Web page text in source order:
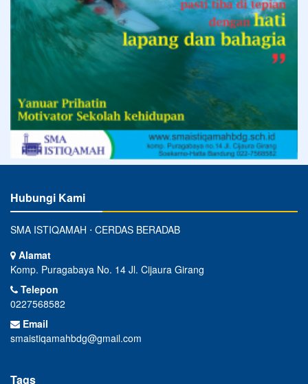
Hubungi Kami
SMA ISTIQAMAH ⋅ CERDAS BERADAB
Alamat
Komp. Puragabaya No. 14 Jl. Cijaura Girang
Telepon
0227568582
Email
smaistiqamahbdg@gmail.com
Tags